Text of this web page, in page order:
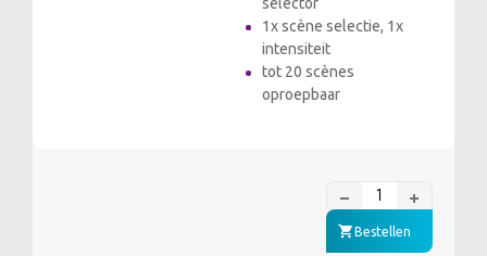
1x scène selectie, 1x
intensiteit
tot 20 scènes
oproepbaar
Bestellen